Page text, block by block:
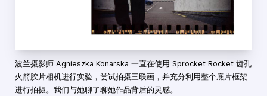
波兰摄影师 Agnieszka Konarska 一直在使用 Sprocket Rocket 齿孔
火箭胶片相机进行实验，尝试拍摄三联画，并充分利用整个底片框架
进行拍摄。我们与她聊了聊她作品背后的灵感。